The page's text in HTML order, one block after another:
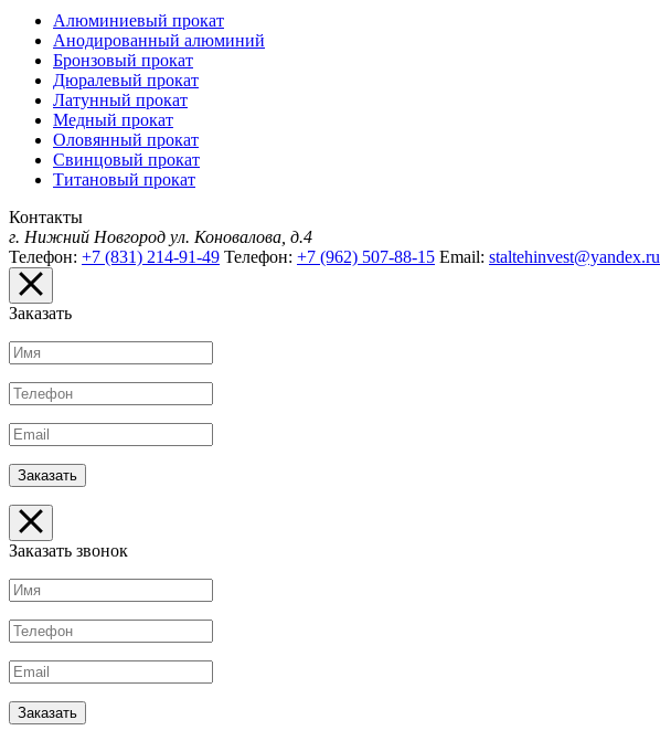
Алюминиевый прокат
Анодированный алюминий
Бронзовый прокат
Дюралевый прокат
Латунный прокат
Медный прокат
Оловянный прокат
Свинцовый прокат
Титановый прокат
Контакты
г. Нижний Новгород ул. Коновалова, д.4
Телефон: +7 (831) 214-91-49 Телефон: +7 (962) 507-88-15 Email: staltehinvest@yandex.ru
Заказать
Заказать звонок